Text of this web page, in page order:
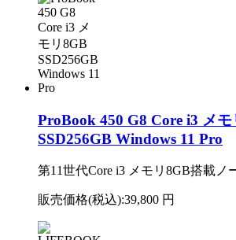
ProBook 450 G8 Core i3 メ
SSD256GB Windows 11 Pro
第11世代Core i3 メモリ8GB搭載ノ
販売価格(税込):39,800 円